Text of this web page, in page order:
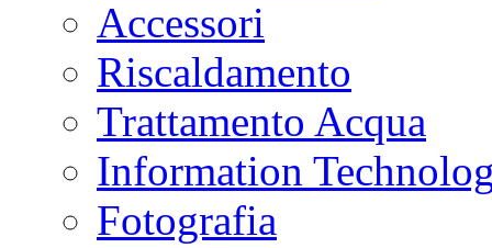
Accessori
Riscaldamento
Trattamento Acqua
Information
Fotografia